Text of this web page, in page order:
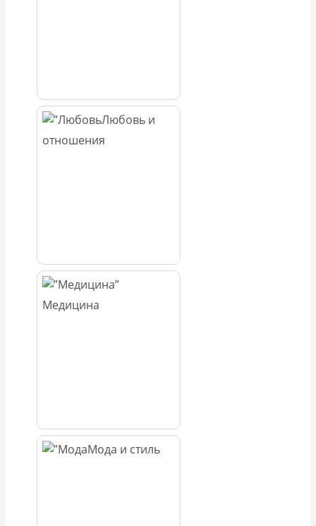
Любовь и
отношения
Медицина
Мода и стиль